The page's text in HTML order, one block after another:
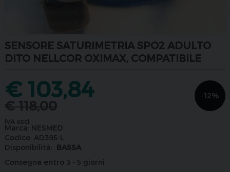
SENSORE SATURIMETRIA SPO2 ADULTO
DITO NELLCOR OXIMAX, COMPATIBILE
-12%
€ 103,84
IVA escl.
Marca: NESMED
Codice: AD395-L
Disponibilità: BASSA
Consegna entro 3 - 5 giorni